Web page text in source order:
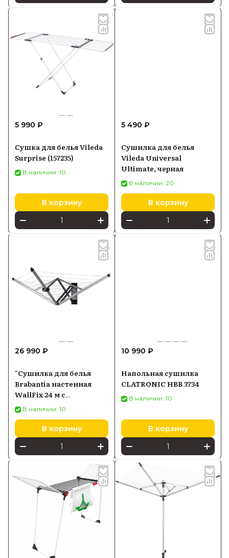
5 990 ₽
Сушка для белья Vileda
Surprise (157235)
В наличии: 10
В корзину
5 490 ₽
Сушилка для белья
Vileda Universal
Ultimate, черная
В наличии: 20
В корзину
26 990 ₽
"Сушилка для белья
Brabantia настенная
WallFix 24 м с
защитным коробом,
нержавеющая сталь"
В наличии: 10
В корзину
10 990 ₽
Напольная сушилка
CLATRONIC HBB 3734
В наличии: 10
В корзину